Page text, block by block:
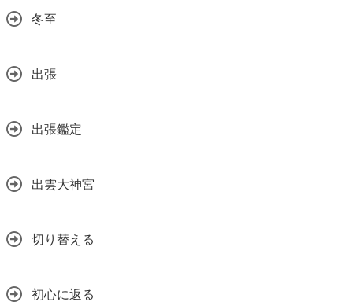
冬至
出張
出張鑑定
出雲大神宮
切り替える
初心に返る